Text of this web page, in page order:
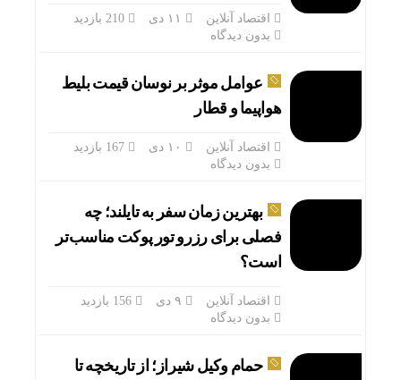
اقتصاد آنلاین
بدون دیدگاه
عوامل موثر بر نوسان قیمت بلیط
هواپیما و قطار
اقتصاد آنلاین
بدون دیدگاه
بهترین زمان سفر به تایلند؛ چه
فصلی برای رزرو تور پوکت مناسب‌تر
است؟
اقتصاد آنلاین
بدون دیدگاه
حمام وکیل شیراز؛ از تاریخچه تا